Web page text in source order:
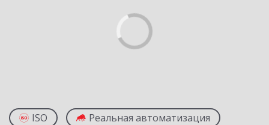
ISO Реальная автоматизация